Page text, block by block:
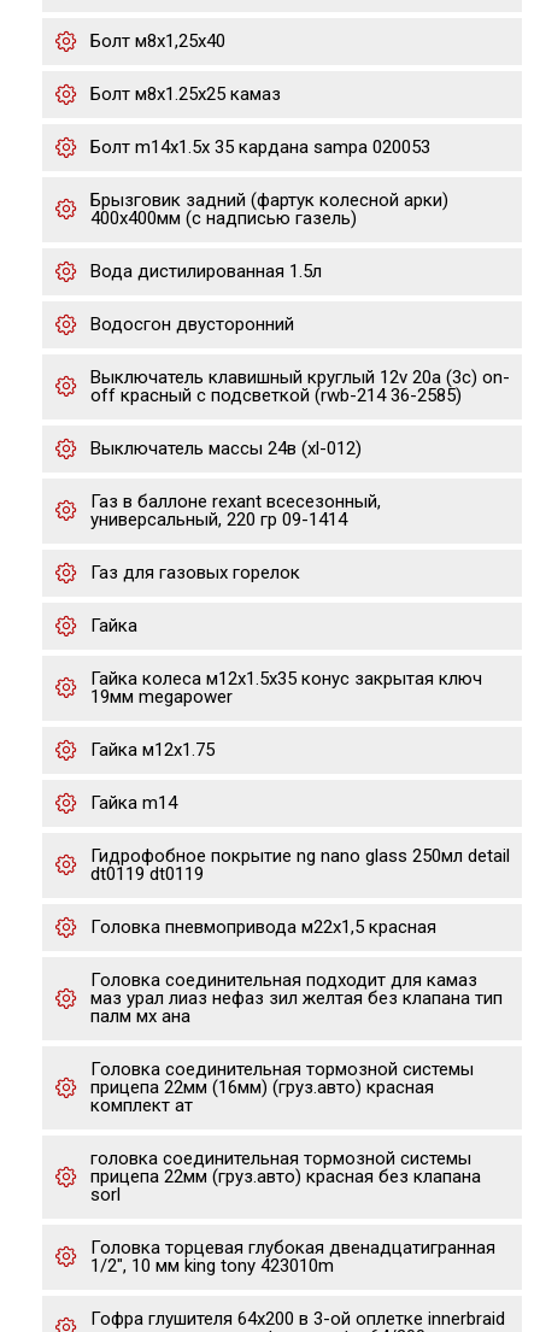
Болт м8х1,25х40
Болт м8х1.25х25 камаз
Болт m14x1.5x 35 кардана sampa 020053
Брызговик задний (фартук колесной арки)
400х400мм (с надписью газель)
Вода дистилированная 1.5л
Водосгон двусторонний
Выключатель клавишный круглый 12v 20а (3с) on-
off красный с подсветкой (rwb-214 36-2585)
Выключатель массы 24в (xl-012)
Газ в баллоне rexant всесезонный,
универсальный, 220 гр 09-1414
Газ для газовых горелок
Гайка
Гайка колеса м12х1.5х35 конус закрытая ключ
19мм megapower
Гайка м12х1.75
Гайка m14
Гидрофобное покрытие ng nano glass 250мл detail
dt0119 dt0119
Головка пневмопривода м22х1,5 красная
Головка соединительная подходит для камаз
маз урал лиаз нефаз зил желтая без клапана тип
палм мх ана
Головка соединительная тормозной системы
прицепа 22мм (16мм) (груз.авто) красная
комплект ат
головка соединительная тормозной системы
прицепа 22мм (груз.авто) красная без клапана
sorl
Головка торцевая глубокая двенадцатигранная
1/2", 10 мм king tony 423010m
Гофра глушителя 64х200 в 3-ой оплетке innerbraid